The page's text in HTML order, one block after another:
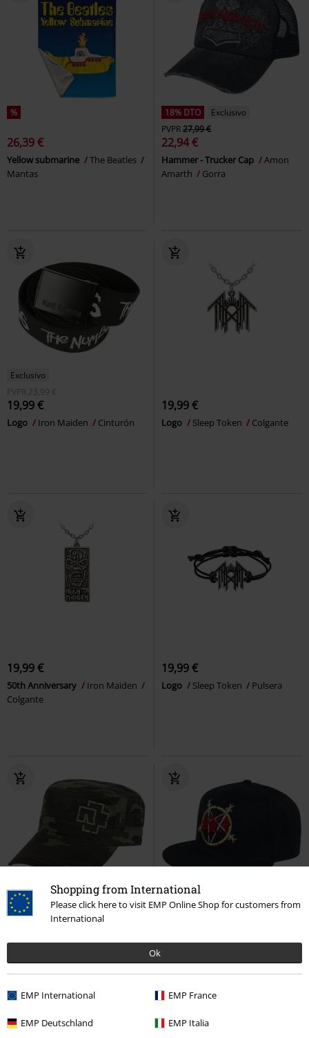
Shopping from International
Please click here to visit EMP Online Shop for customers from
International
Ok
EMP International EMP France
EMP Deutschland EMP Italia
%
26,39 €
Yellow submarine
The Beatles
Mantas
18% DTO
Exclusivo
PVPR27,99 €
22,94 €
Hammer - Trucker Cap
Amon
Amarth
Gorra
Exclusivo
PVPR 23,99 €
19,99 €
Logo Iron Maiden Cinturón
19,99 €
Logo Sleep Token Colgante
19,99 €
50th Anniversary
Iron Maiden
Colgante
19,99 €
Logo Sleep Token Pulsera
Outline Logo
Gorra
% Exclusivo